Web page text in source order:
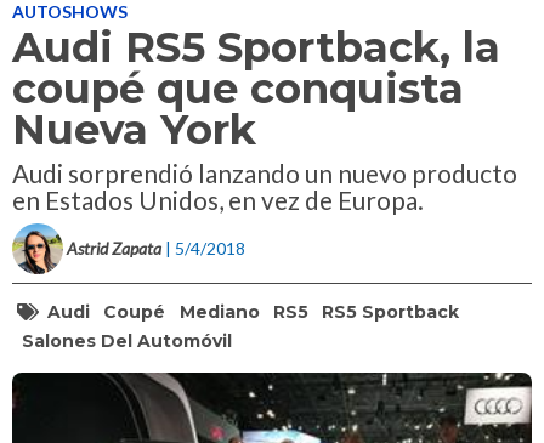
AUTOSHOWS
Audi RS5 Sportback, la
coupé que conquista
Nueva York
Audi sorprendió lanzando un nuevo producto
en Estados Unidos, en vez de Europa.
Astrid Zapata | 5/4/2018
Audi Coupé Mediano RS5
RS5 Sportback
Salones Del Automóvil